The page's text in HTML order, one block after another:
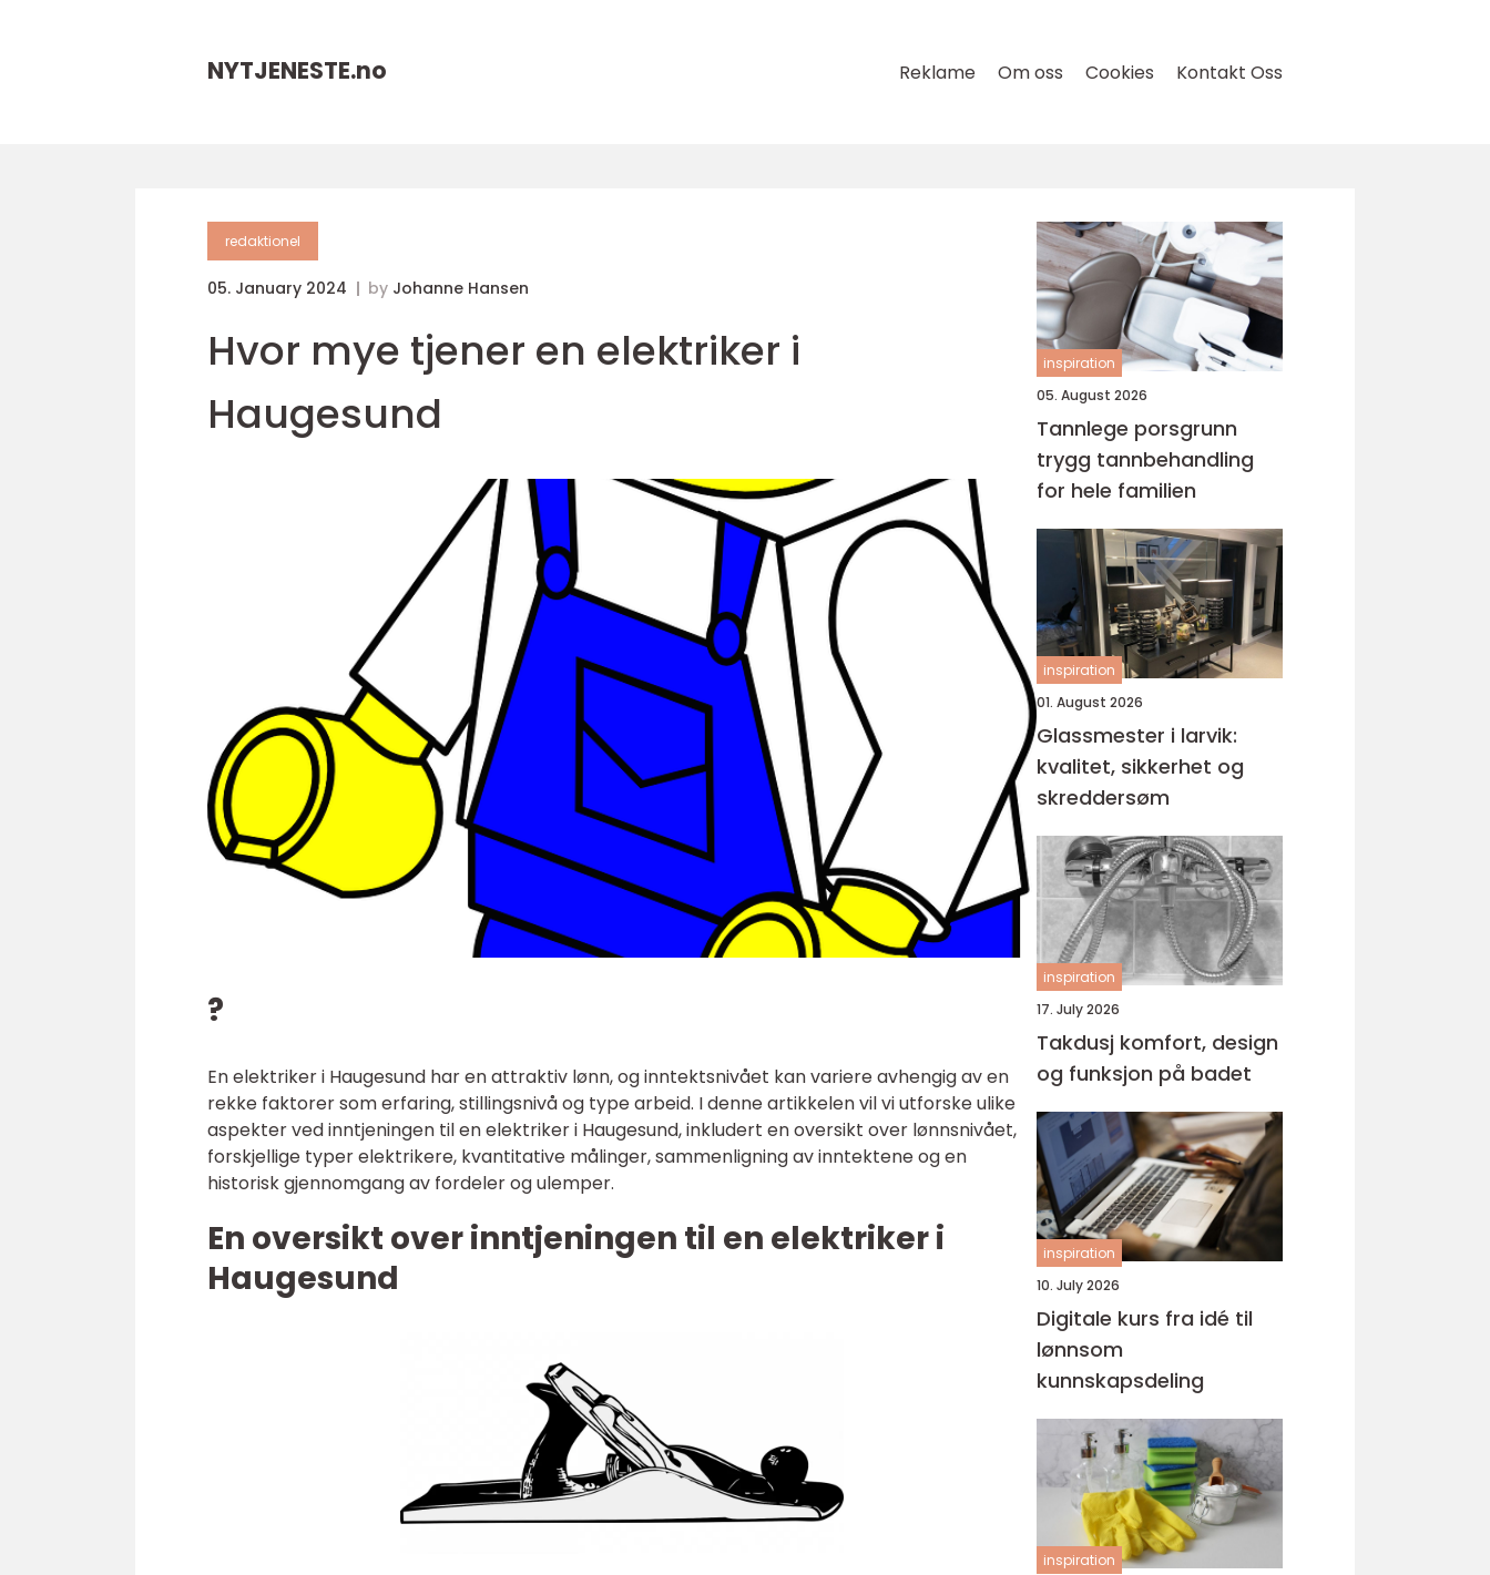
NYTJENESTE.no Reklame Om oss Cookies Kontakt Oss
redaktionel
05. January 2024 by Johanne Hansen
Hvor mye tjener en elektriker i
Haugesund
?
En elektriker i Haugesund har en attraktiv lønn, og inntektsnivået kan variere avhengig av en
rekke faktorer som erfaring, stillingsnivå og type arbeid. I denne artikkelen vil vi utforske ulike
aspekter ved inntjeningen til en elektriker i Haugesund, inkludert en oversikt over lønnsnivået,
forskjellige typer elektrikere, kvantitative målinger, sammenligning av inntektene og en
historisk gjennomgang av fordeler og ulemper.
En oversikt over inntjeningen til en elektriker i
Haugesund
inspiration
05. August 2026
Tannlege porsgrunn
trygg tannbehandling
for hele familien
inspiration
01. August 2026
Glassmester i larvik:
kvalitet, sikkerhet og
skreddersøm
inspiration
17. July 2026
Takdusj komfort, design
og funksjon på badet
inspiration
10. July 2026
Digitale kurs fra idé til
lønnsom
kunnskapsdeling
inspiration